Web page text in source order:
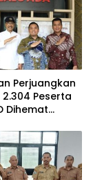
Perjuangkan
Peserta
Dihemat